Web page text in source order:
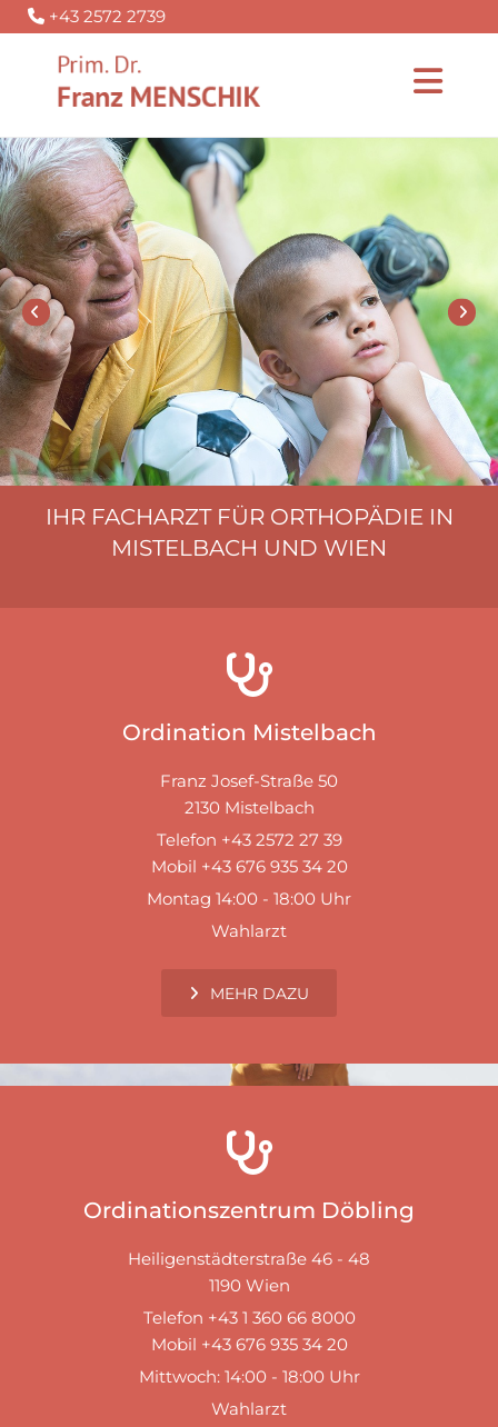
 +43 2572 2739
IHR FACHARZT FÜR ORTHOPÄDIE IN
MISTELBACH UND WIEN

Ordination Mistelbach
Franz Josef-Straße 50
2130 Mistelbach
Telefon +43 2572 27 39
Mobil +43 676 935 34 20
Montag 14:00 - 18:00 Uhr
Wahlarzt
MEHR DAZU

Ordinationszentrum Döbling
Heiligenstädterstraße 46 - 48
1190 Wien
Telefon +43 1 360 66 8000
Mobil +43 676 935 34 20
Mittwoch: 14:00 - 18:00 Uhr
Wahlarzt